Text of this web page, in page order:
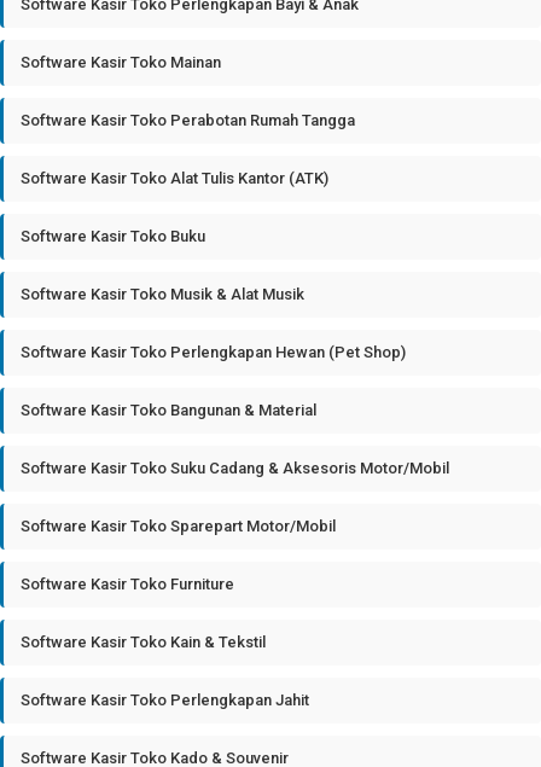
Software Kasir Toko Perlengkapan Bayi & Anak
Software Kasir Toko Mainan
Software Kasir Toko Perabotan Rumah Tangga
Software Kasir Toko Alat Tulis Kantor (ATK)
Software Kasir Toko Buku
Software Kasir Toko Musik & Alat Musik
Software Kasir Toko Perlengkapan Hewan (Pet Shop)
Software Kasir Toko Bangunan & Material
Software Kasir Toko Suku Cadang & Aksesoris Motor/Mobil
Software Kasir Toko Sparepart Motor/Mobil
Software Kasir Toko Furniture
Software Kasir Toko Kain & Tekstil
Software Kasir Toko Perlengkapan Jahit
Software Kasir Toko Kado & Souvenir